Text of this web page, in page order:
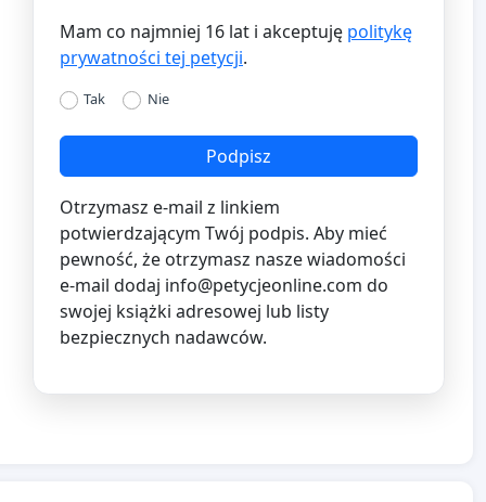
Mam co najmniej 16 lat i akceptuję politykę
prywatności tej petycji.
Tak Nie
Podpisz
Otrzymasz e-mail z linkiem
potwierdzającym Twój podpis. Aby mieć
pewność, że otrzymasz nasze wiadomości
e-mail dodaj info@petycjeonline.com do
swojej książki adresowej lub listy
bezpiecznych nadawców.